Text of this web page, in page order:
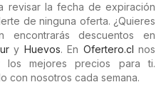
revisar la fecha de expiración
de ninguna oferta. ¿Quieres
encontrarás descuentos en
y Huevos. En Ofertero.cl nos
los mejores precios para ti.
con nosotros cada semana.